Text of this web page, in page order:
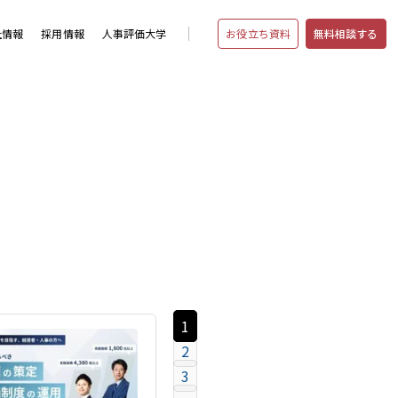
報 採用情報 人事評価大学 お役立ち資料 無料相談する
1
2
3